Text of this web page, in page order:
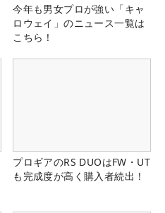
今年も男女プロが強い「キャ
ロウェイ」のニュース一覧は
こちら！
プロギアのRS DUOはFW・UT
も完成度が高く購入者続出！